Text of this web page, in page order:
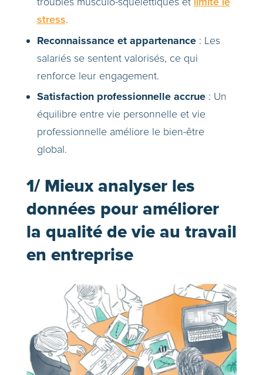
stress.
Reconnaissance et appartenance: Les
salariés se sentent valorisés, ce qui
renforce leur engagement.
Satisfaction professionnelle accrue: Un
équilibre entre vie personnelle et vie
professionnelle améliore le bien-être
global.
1/ Mieux analyser les
données pour améliorer
la qualité de vie au travail
en entreprise